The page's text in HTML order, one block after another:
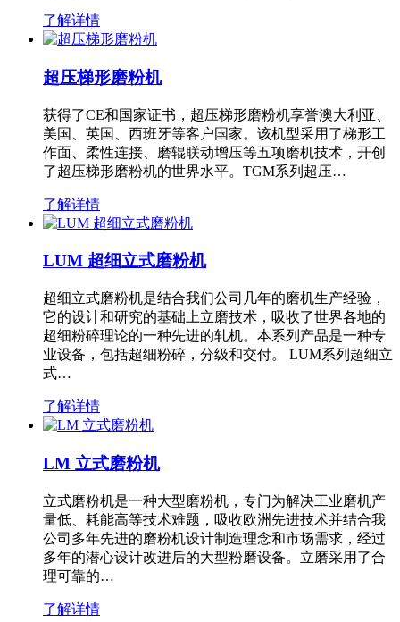
了解详情
超压梯形磨粉机
获得了CE和国家证书，超压梯形磨粉机享誉澳大利亚、
美国、英国、西班牙等客户国家。该机型采用了梯形工
作面、柔性连接、磨辊联动增压等五项磨机技术，开创
了超压梯形磨粉机的世界水平。TGM系列超压…
了解详情
LUM 超细立式磨粉机
超细立式磨粉机是结合我们公司几年的磨机生产经验，
它的设计和研究的基础上立磨技术，吸收了世界各地的
超细粉碎理论的一种先进的轧机。本系列产品是一种专
业设备，包括超细粉碎，分级和交付。 LUM系列超细立
式…
了解详情
LM 立式磨粉机
立式磨粉机是一种大型磨粉机，专门为解决工业磨机产
量低、耗能高等技术难题，吸收欧洲先进技术并结合我
公司多年先进的磨粉机设计制造理念和市场需求，经过
多年的潜心设计改进后的大型粉磨设备。立磨采用了合
理可靠的…
了解详情